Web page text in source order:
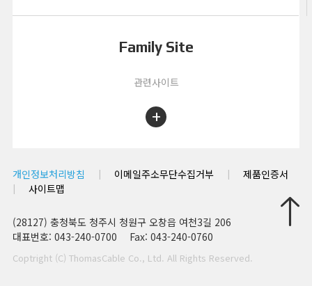
Family Site
관련사이트
+
개인정보처리방침 | 이메일주소무단수집거부 | 제품인증서
| 사이트맵
(28127) 충청북도 청주시 청원구 오창읍 여천3길 206
대표번호: 043-240-0700
Fax: 043-240-0760
Coptright (C) ThomasCable Co., Ltd. All Rights Reserved.